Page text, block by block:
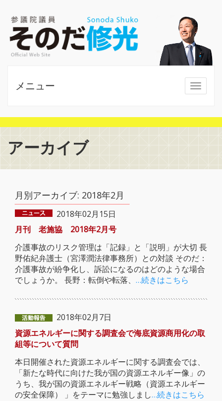
MENU
メニュー
アーカイブ
月別アーカイブ: 2018年2月
2018年02月15日
月刊 老施協 2018年2月号
介護事故のリスク管理は「記録」と「説明」が大切 長
野佑紀弁護士（宮澤潤法律事務所）との対談 そのだ：
介護事故が紛争化し、訴訟になるのはどのような場合
でしょうか。 長野：転倒や転落、 …続きはこちら
2018年02月7日
資源エネルギーに関する調査会で海底資源商用化の取
組等について質問
本日開催された資源エネルギーに関する調査会では、
「新たな時代に向けた我が国の資源エネルギー像」の
うち、我が国の資源エネルギー戦略（資源エネルギー
の安全保障） 」をテーマに勉強しまし…続きはこちら